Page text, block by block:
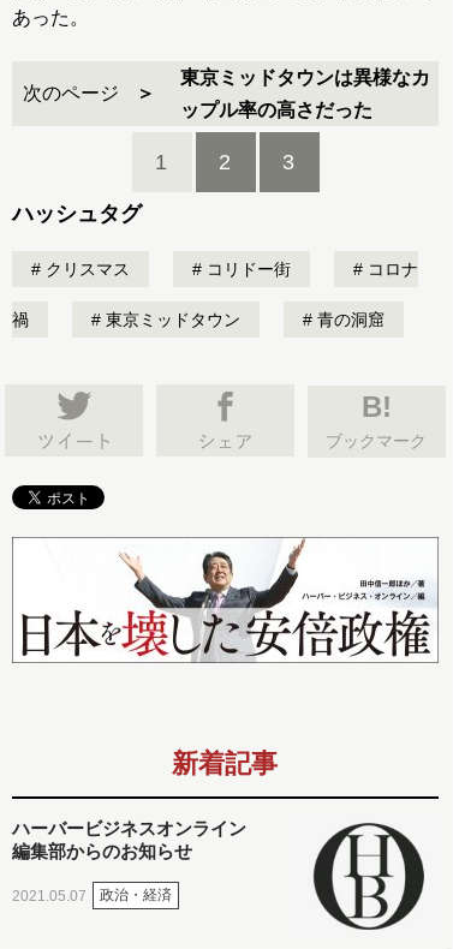
あった。
次のページ
東京ミッドタウンは異様なカ
ップル率の高さだった
1 2 3
ハッシュタグ
クリスマス コリドー街 コロナ
禍 東京ミッドタウン 青の洞窟
B!
ブックマーク
新着記事
ハーバービジネスオンライン
編集部からのお知らせ
2021.05.07 政治・経済